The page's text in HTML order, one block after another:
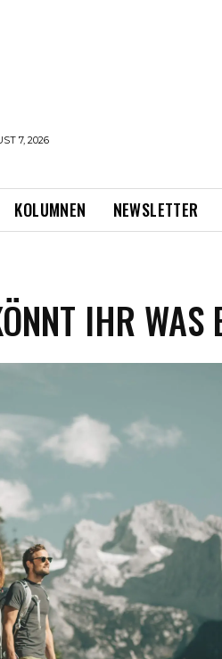
7, 2026
KOLUMNEN NEWSLETTER
IHR WAS